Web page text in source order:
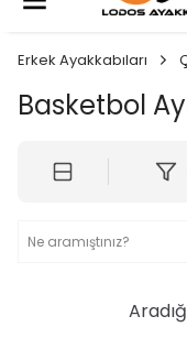
Erkek Ayakkabıları
Basketbol